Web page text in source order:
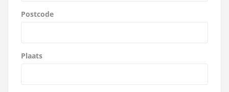
Postcode
Plaats